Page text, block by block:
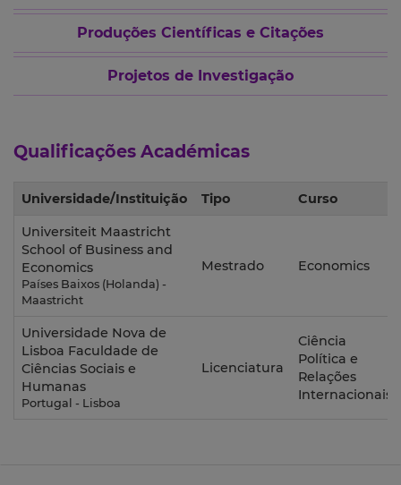
Produções Científicas e Citações
Projetos de Investigação
Qualificações Académicas
Universidade/Instituição Tipo Curso
Universiteit Maastricht
School of Business and
Economics
Países Baixos (Holanda) -
Maastricht
Mestrado Economics
Universidade Nova de
Lisboa Faculdade de
Ciências Sociais e
Humanas
Portugal - Lisboa
Licenciatura
Ciência
Política e
Relações
Internacionais